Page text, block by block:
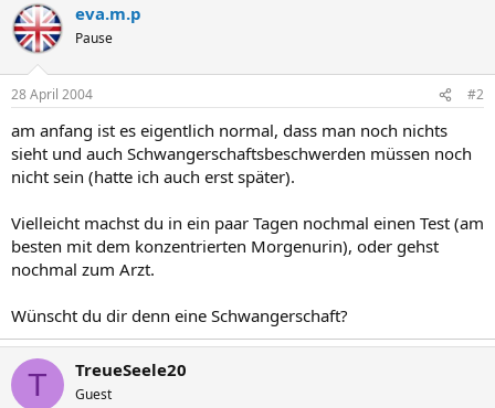
eva.m.p
Pause
28 April 2004 #2
am anfang ist es eigentlich normal, dass man noch nichts
sieht und auch Schwangerschaftsbeschwerden müssen noch
nicht sein (hatte ich auch erst später).
Vielleicht machst du in ein paar Tagen nochmal einen Test (am
besten mit dem konzentrierten Morgenurin), oder gehst
nochmal zum Arzt.
Wünscht du dir denn eine Schwangerschaft?
T TreueSeele20
Guest